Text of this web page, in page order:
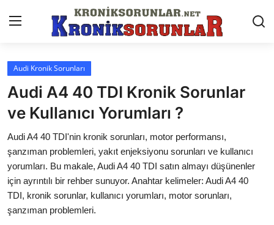
Anasayfa
Markalar
İletişim
Trafik & Cezalar
Sigorta & Kasko
Vergi & ÖTV & MTV
Audi Kronik Sorunları
Audi A4 40 TDI Kronik Sorunlar
ve Kullanıcı Yorumları ?
Audi A4 40 TDI'nin kronik sorunları, motor performansı,
şanzıman problemleri, yakıt enjeksiyonu sorunları ve kullanıcı
yorumları. Bu makale, Audi A4 40 TDI satın almayı düşünenler
için ayrıntılı bir rehber sunuyor. Anahtar kelimeler: Audi A4 40
TDI, kronik sorunlar, kullanıcı yorumları, motor sorunları,
şanzıman problemleri.